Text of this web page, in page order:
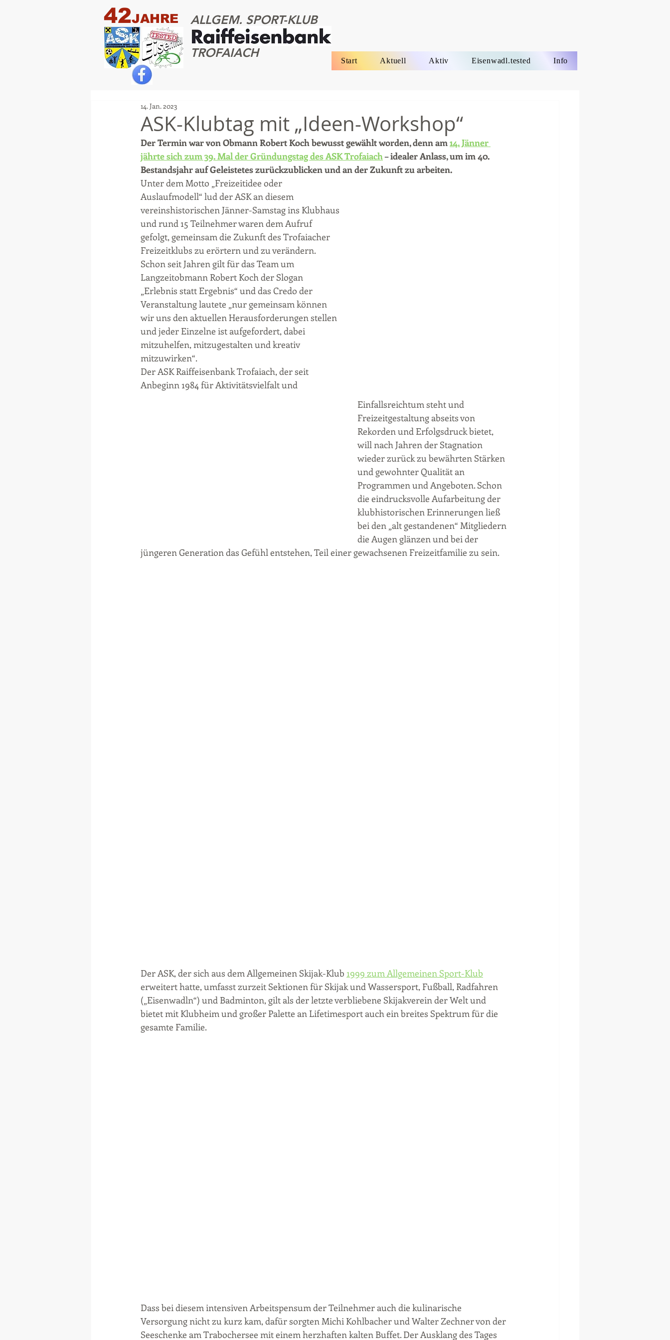
42JAHRE ALLGEM. SPORT-KLUB
TROFAIACH
Start Aktuell Aktiv Eisenwadl.tested Info
ASK-Klubtag mit „Ideen-Workshop“
14. Jan. 2023
Der Termin war von Obmann Robert Koch bewusst gewählt worden, denn am 14. Jänner
jährte sich zum 39. Mal der Gründungstag des ASK Trofaiach – idealer Anlass, um im 40.
Bestandsjahr auf Geleistetes zurückzublicken und an der Zukunft zu arbeiten.
Unter dem Motto „Freizeitidee oder
Auslaufmodell“ lud der ASK an diesem
vereinshistorischen Jänner-Samstag ins Klubhaus
und rund 15 Teilnehmer waren dem Aufruf
gefolgt, gemeinsam die Zukunft des Trofaiacher
Freizeitklubs zu erörtern und zu verändern.
Schon seit Jahren gilt für das Team um
Langzeitobmann Robert Koch der Slogan
„Erlebnis statt Ergebnis“ und das Credo der
Veranstaltung lautete „nur gemeinsam können
wir uns den aktuellen Herausforderungen stellen
und jeder Einzelne ist aufgefordert, dabei
mitzuhelfen, mitzugestalten und kreativ
mitzuwirken“.
Der ASK Raiffeisenbank Trofaiach, der seit
Anbeginn 1984 für Aktivitätsvielfalt und
Einfallsreichtum steht und
Freizeitgestaltung abseits von
Rekorden und Erfolgsdruck bietet,
will nach Jahren der Stagnation
wieder zurück zu bewährten Stärken
und gewohnter Qualität an
Programmen und Angeboten. Schon
die eindrucksvolle Aufarbeitung der
klubhistorischen Erinnerungen ließ
bei den „alt gestandenen“ Mitgliedern
die Augen glänzen und bei der
jüngeren Generation das Gefühl entstehen, Teil einer gewachsenen Freizeitfamilie zu sein.
Der ASK, der sich aus dem Allgemeinen Skijak-Klub 1999 zum Allgemeinen Sport-Klub
erweitert hatte, umfasst zurzeit Sektionen für Skijak und Wassersport, Fußball, Radfahren
(„Eisenwadln“) und Badminton, gilt als der letzte verbliebene Skijakverein der Welt und
bietet mit Klubheim und großer Palette an Lifetimesport auch ein breites Spektrum für die
gesamte Familie.
Dass bei diesem intensiven Arbeitspensum der Teilnehmer auch die kulinarische
Versorgung nicht zu kurz kam, dafür sorgten Michi Kohlbacher und Walter Zechner von der
Seeschenke am Trabochersee mit einem herzhaften kalten Buffet. Der Ausklang des Tages